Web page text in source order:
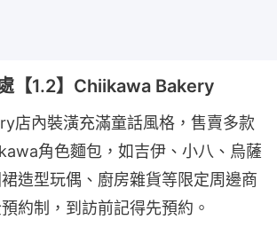
【1.2】Chiikawa Bakery
店內裝潢充滿童話風格，售賣多款
角色麵包，如吉伊、小八、烏薩
造型玩偶、廚房雜貨等限定周邊商
約制，到訪前記得先預約。